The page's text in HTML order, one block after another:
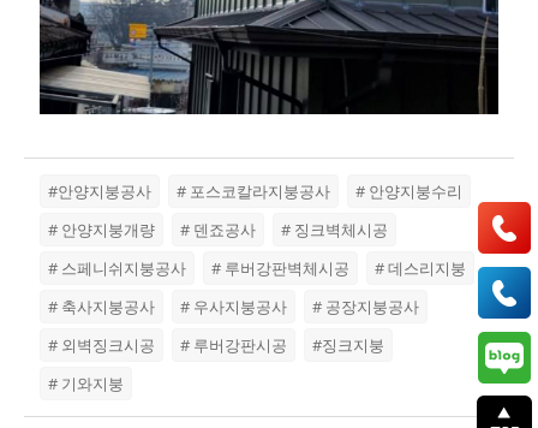
#안양지붕공사 # 포스코칼라지붕공사
# 안양지붕수리
# 안양지붕개량
# 덴죠공사
# 징크벽체시공
# 스페니쉬지붕공사
# 루버강판벽체시공
# 데스리지붕
# 축사지붕공사
# 우사지붕공사
# 공장지붕공사
# 외벽징크시공
# 루버강판시공
#징크지붕
# 기와지붕